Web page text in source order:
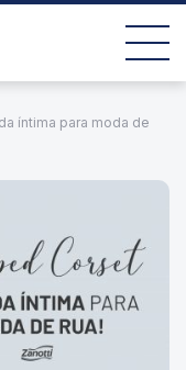
íntima para moda de